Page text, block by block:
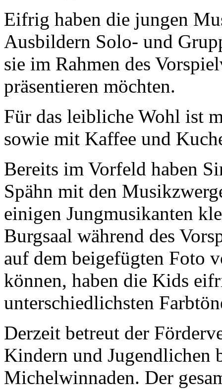
Eifrig haben die jungen
Ausbildern Solo- und
sie im Rahmen des
präsentieren möchten.
Für das leibliche Wohl ist
sowie mit Kaffee und
Bereits im Vorfeld haben
Spähn mit den
einigen Jungmusikanten
Burgsaal während des
auf dem beigefügten Foto
können, haben die Kids
unterschiedlichsten
Derzeit betreut der
Kindern und Jugendlichen
Michelwinnaden. Der